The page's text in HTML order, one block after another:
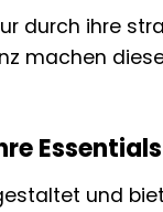
durch ihre
machen
Essentials
und